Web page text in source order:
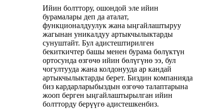
Ийин болттору, ошондой эле ийин
бурамалары деп да аталат,
функционалдуулук жана ыңгайлаштыруу
жагынан уникалдуу артыкчылыктарды
сунуштайт. Бул адистештирилген
бекиткичтер башы менен бурама бөлүктүн
ортосунда өзгөчө ийин бөлүгүнө ээ, бул
чогултууда жана колдонууда ар кандай
артыкчылыктарды берет. Биздин компанияда
биз кардарларыбыздын өзгөчө талаптарына
жооп берген ыңгайлаштырылган ийин
болтторду берүүгө адистешкенбиз.